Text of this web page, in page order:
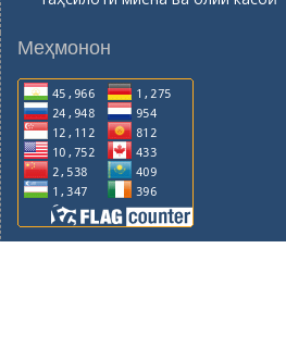
Меҳмонон